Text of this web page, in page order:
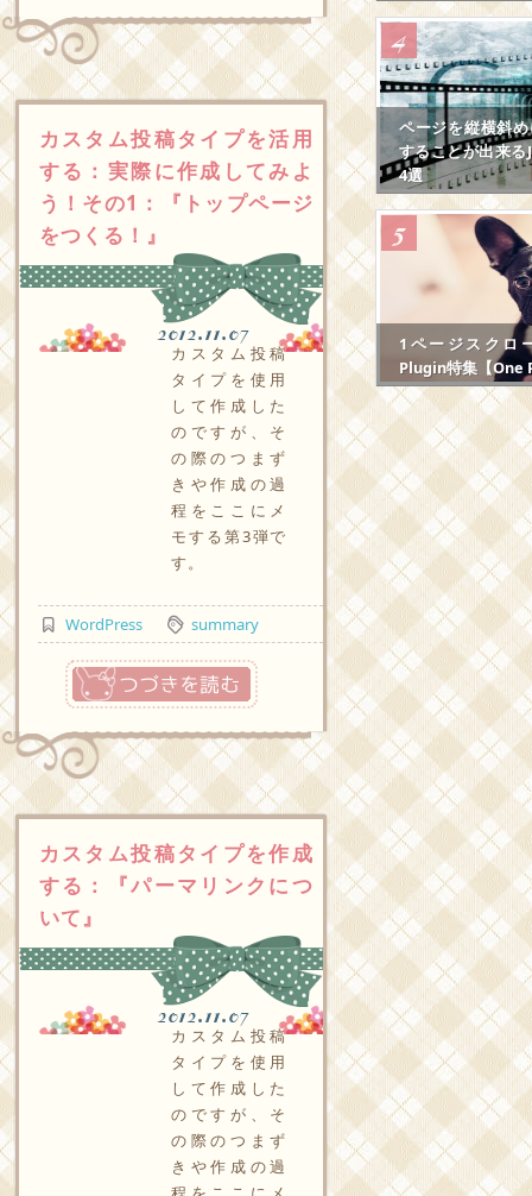
カスタム投稿タイプを活用
する：実際に作成してみよ
う！その1：『トップページ
をつくる！』
2012.11.07
カスタム投稿
タイプを使用
して作成した
のですが、そ
の際のつまず
きや作成の過
程をここにメ
モする第3弾で
す。
WordPress summary
つづきを読む
カスタム投稿タイプを作成
する：『パーマリンクにつ
いて』
2012.11.07
カスタム投稿
タイプを使用
して作成した
のですが、そ
の際のつまず
きや作成の過
ページを縦横斜
することが出来
4選
1ページスクロ
Plugin特集【One